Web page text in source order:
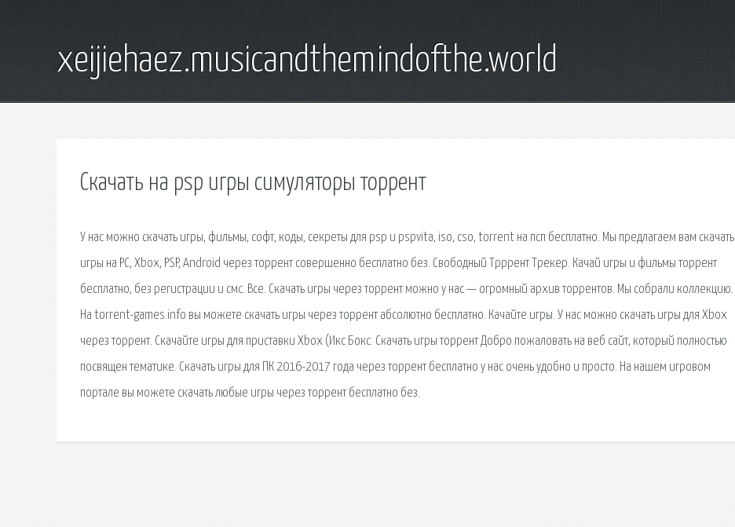
xeijiehaez.musicandthemindofthe.world
Скачать на psp игры симуляторы торрент
У нас можно скачать игры, фильмы, софт, коды, секреты для psp и pspvita, iso, cso, torrent на псп бесплатно. Мы предлагаем вам скачать
игры на PC, Xbox, PSP, Android через торрент совершенно бесплатно без. Свободный Трррент Трекер. Качай игры и фильмы торрент
бесплатно, без регистрации и смс. Все. Скачать игры через торрент можно у нас — огромный архив торрентов. Мы собрали коллекцию.
На torrent-games.info вы можете скачать игры через торрент абсолютно бесплатно. Качайте игры. У нас можно скачать игры для Xbox
через торрент. Скачайте игры для приставки Xbox (Икс Бокс. Скачать игры торрент Добро пожаловать на веб сайт, который полностью
посвящен тематике. Скачать игры для ПК 2016-2017 года через торрент бесплатно у нас очень удобно и просто. На нашем игровом
портале вы можете скачать любые игры через торрент бесплатно без.